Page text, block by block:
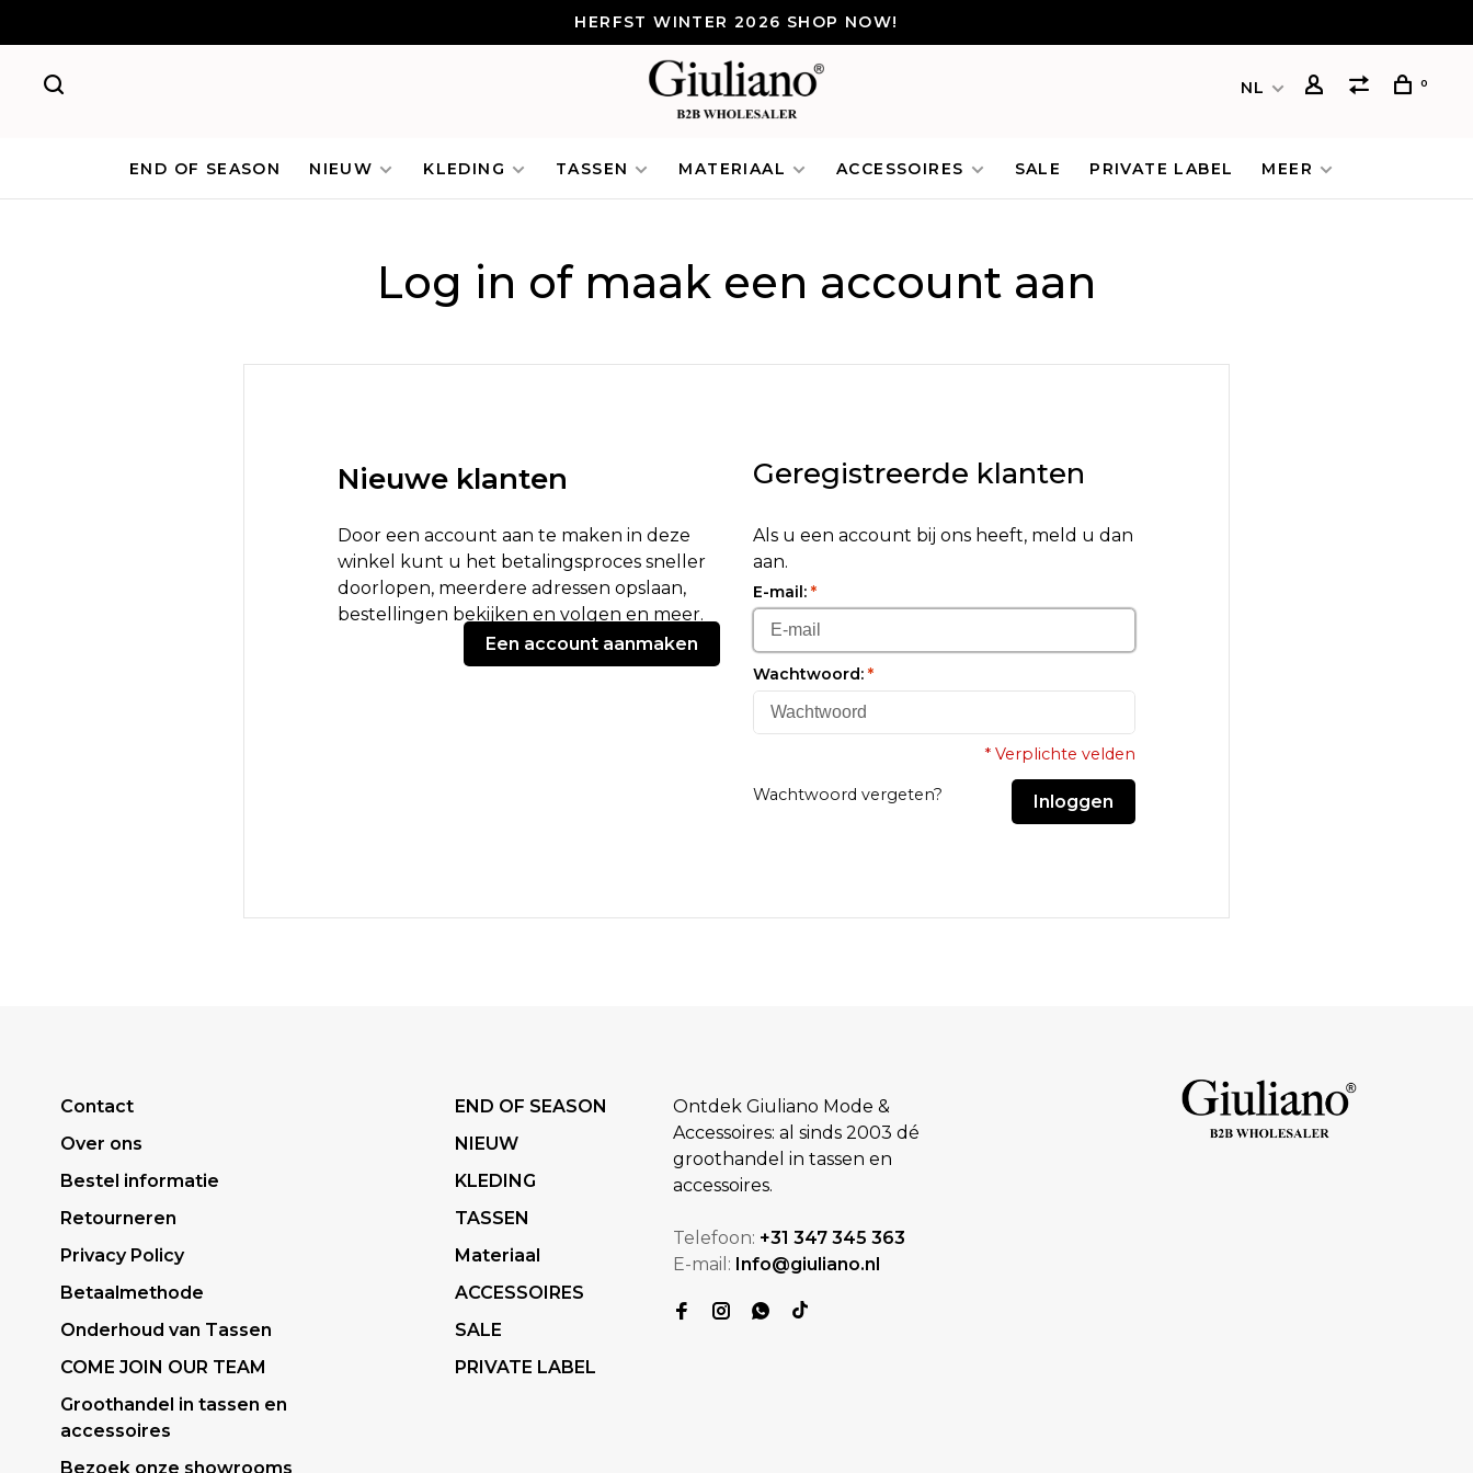
HERFST WINTER 2026 SHOP NOW!
NL 0
END OF SEASON NIEUW KLEDING TASSEN MATERIAAL ACCESSOIRES SALE PRIVATE LABEL MEER
Log in of maak een account aan
Nieuwe klanten
Door een account aan te maken in deze
winkel kunt u het betalingsproces sneller
doorlopen, meerdere adressen opslaan,
bestellingen bekijken en volgen en meer.
Een account aanmaken
Geregistreerde klanten
Als u een account bij ons heeft, meld u dan
aan.
E-mail: *
Wachtwoord: *
* Verplichte velden
Wachtwoord vergeten? Inloggen
Contact
Over ons
Bestel informatie
Retourneren
Privacy Policy
Betaalmethode
Onderhoud van Tassen
COME JOIN OUR TEAM
Groothandel in tassen en
accessoires
Bezoek onze showrooms
END OF SEASON
NIEUW
KLEDING
TASSEN
Materiaal
ACCESSOIRES
SALE
PRIVATE LABEL
Ontdek Giuliano Mode &
Accessoires: al sinds 2003 dé
groothandel in tassen en
accessoires.
Telefoon: +31 347 345 363
E-mail: Info@giuliano.nl